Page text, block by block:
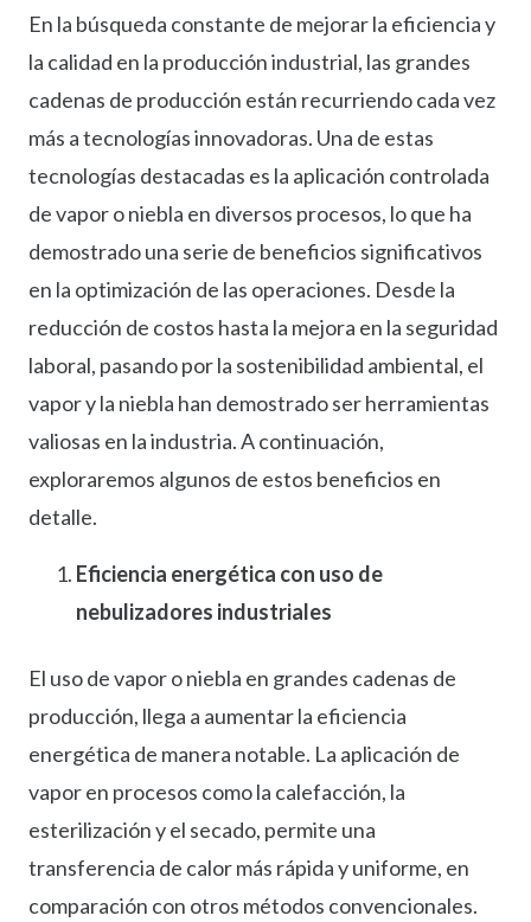
En la búsqueda constante de mejorar la eficiencia y
la calidad en la producción industrial, las grandes
cadenas de producción están recurriendo cada vez
más a tecnologías innovadoras. Una de estas
tecnologías destacadas es la aplicación controlada
de vapor o niebla en diversos procesos, lo que ha
demostrado una serie de beneficios significativos
en la optimización de las operaciones. Desde la
reducción de costos hasta la mejora en la seguridad
laboral, pasando por la sostenibilidad ambiental, el
vapor y la niebla han demostrado ser herramientas
valiosas en la industria. A continuación,
exploraremos algunos de estos beneficios en
detalle.
Eficiencia energética con uso de
nebulizadores industriales
El uso de vapor o niebla en grandes cadenas de
producción, llega a aumentar la eficiencia
energética de manera notable. La aplicación de
vapor en procesos como la calefacción, la
esterilización y el secado, permite una
transferencia de calor más rápida y uniforme, en
comparación con otros métodos convencionales.